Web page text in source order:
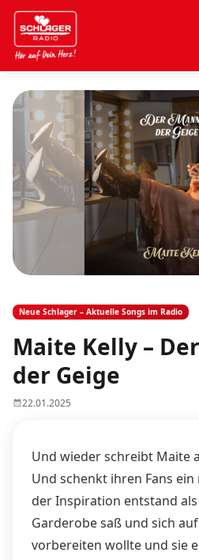
Neue Schlager – Aktuelle Songs im Radio
Maite Kelly –
der Geige
22.01.2025
Und wieder schreibt Maite
Und schenkt ihren Fans ein
der Inspiration entstand
Garderobe saß und sich
vorbereiten wollte und sie